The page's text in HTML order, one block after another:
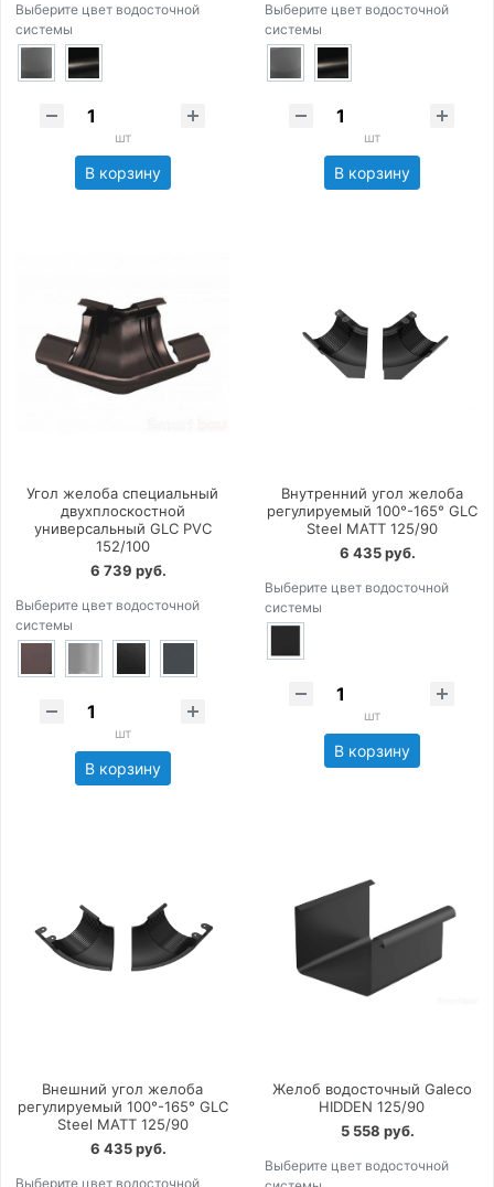
Выберите цвет водосточной
системы
шт
В корзину
Выберите цвет водосточной
системы
шт
В корзину
Угол желоба специальный
двухплоскостной
универсальный GLC PVC
152/100
6 739 руб.
Выберите цвет водосточной
системы
шт
В корзину
Внутренний угол желоба
регулируемый 100°-165° GLC
Steel MATT 125/90
6 435 руб.
Выберите цвет водосточной
системы
шт
В корзину
Внешний угол желоба
регулируемый 100°-165° GLC
Steel MATT 125/90
6 435 руб.
Выберите цвет водосточной
Желоб водосточный Galeco
HIDDEN 125/90
5 558 руб.
Выберите цвет водосточной